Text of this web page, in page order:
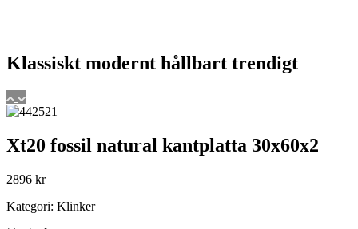
Klassiskt modernt hållbart trendigt
Xt20 fossil natural kantplatta 30x60x2
2896 kr
Kategori: Klinker